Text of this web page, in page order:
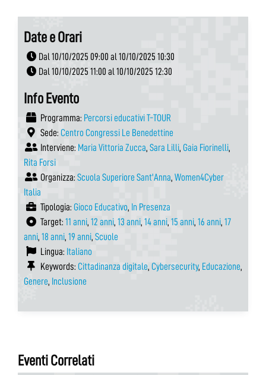
Date e Orari
Dal 10/10/2025 09:00 al 10/10/2025 10:30
Dal 10/10/2025 11:00 al 10/10/2025 12:30
Info Evento
Programma: Percorsi educativi T-TOUR
Sede: Centro Congressi Le Benedettine
Interviene: Maria Vittoria Zucca, Sara Lilli, Gaia Fiorinelli,
Rita Forsi
Organizza: Scuola Superiore Sant'Anna, Women4Cyber
Italia
Tipologia: Gioco Educativo, In Presenza
Target: 11 anni, 12 anni, 13 anni, 14 anni, 15 anni, 16 anni, 17
anni, 18 anni, 19 anni, Scuole
Lingua: Italiano
Keywords: Cittadinanza digitale, Cybersecurity, Educazione,
Genere, Inclusione
Eventi Correlati